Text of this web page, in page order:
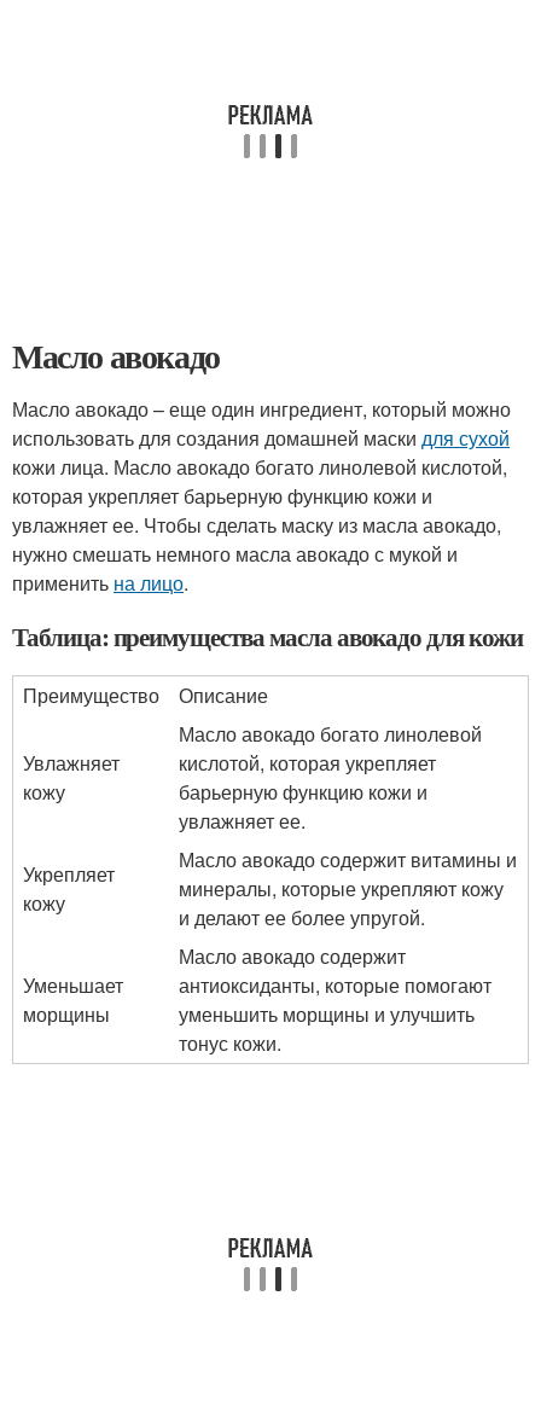
Масло авокадо
Масло авокадо – еще один ингредиент, который можно
использовать для создания домашней маски для сухой
кожи лица. Масло авокадо богато линолевой кислотой,
которая укрепляет барьерную функцию кожи и
увлажняет ее. Чтобы сделать маску из масла авокадо,
нужно смешать немного масла авокадо с мукой и
применить на лицо.
Таблица: преимущества масла авокадо для кожи
Преимущество Описание
Увлажняет
кожу
Масло авокадо богато линолевой
кислотой, которая укрепляет
барьерную функцию кожи и
увлажняет ее.
Укрепляет
кожу
Масло авокадо содержит витамины и
минералы, которые укрепляют кожу
и делают ее более упругой.
Уменьшает
морщины
Масло авокадо содержит
антиоксиданты, которые помогают
уменьшить морщины и улучшить
тонус кожи.